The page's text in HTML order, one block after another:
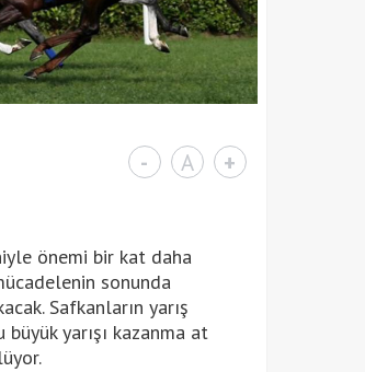
- A +
önemi bir kat daha
sonunda
Safkanların yarış
yarışı kazanma at